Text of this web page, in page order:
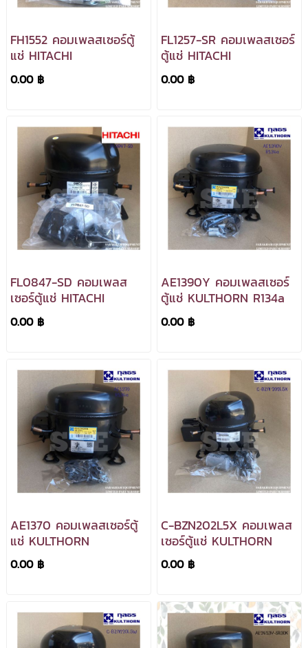
FH1552 คอมเพลสเซอร์ตู้
แช่ HITACHI
0.00 ฿
FL1257-SR คอมเพลสเซอร์
ตู้แช่ HITACHI
0.00 ฿
FL0847-SD คอมเพลส
เซอร์ตู้แช่ HITACHI
0.00 ฿
AE1390Y คอมเพลสเซอร์
ตู้แช่ KULTHORN R134a
0.00 ฿
AE1370 คอมเพลสเซอร์ตู้
แช่ KULTHORN
0.00 ฿
C-BZN202L5X คอมเพลส
เซอร์ตู้แช่ KULTHORN
0.00 ฿